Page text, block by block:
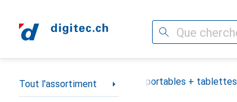
Recherche
Navigation par catégorie
Tout l'assortiment
Tout l'assortiment Téléphones portables + tablettes